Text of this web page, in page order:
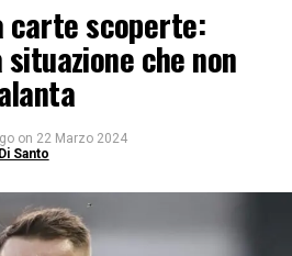
carte scoperte:
situazione che non
on 22 Marzo 2024
Santo